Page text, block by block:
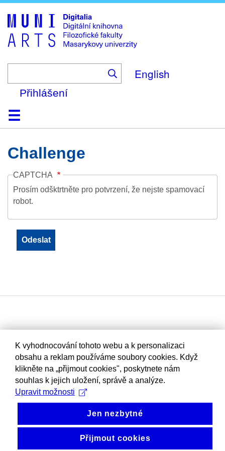
to
main
content
English
Přihlášení
DomůKolekce
Prohlížení
Vyhledávání
O platformě
Nápověda
KontaktDigitalia
Challenge
CAPTCHA
Prosím odšktrtněte pro potvrzení, že nejste spamovací
robot.
K vyhodnocování tohoto webu a k personalizaci
obsahu a reklam používáme soubory cookies. Když
klikněte na „přijmout cookies", poskytnete nám
souhlas k jejich uložení, správě a analýze.
Upravit možnosti
Jen nezbytné
Přijmout cookies